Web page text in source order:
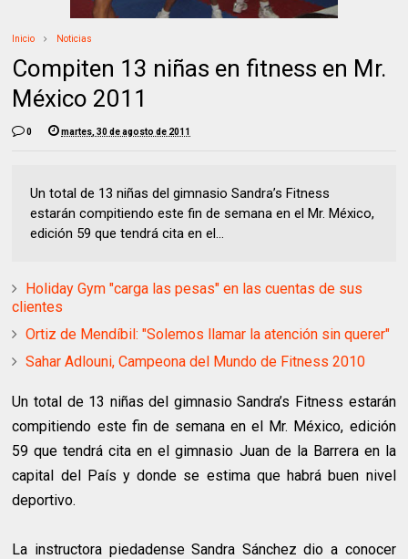
Inicio Noticias
Compiten 13 niñas en fitness en Mr.
México 2011
0 martes, 30 de agosto de 2011
Un total de 13 niñas del gimnasio Sandra’s Fitness
estarán compitiendo este fin de semana en el Mr. México,
edición 59 que tendrá cita en el...
Holiday Gym "carga las pesas" en las cuentas de sus
clientes
Ortiz de Mendíbil: "Solemos llamar la atención sin querer"
Sahar Adlouni, Campeona del Mundo de Fitness 2010
Un total de 13 niñas del gimnasio Sandra’s Fitness estarán
compitiendo este fin de semana en el Mr. México, edición
59 que tendrá cita en el gimnasio Juan de la Barrera en la
capital del País y donde se estima que habrá buen nivel
deportivo.
La instructora piedadense Sandra Sánchez dio a conocer